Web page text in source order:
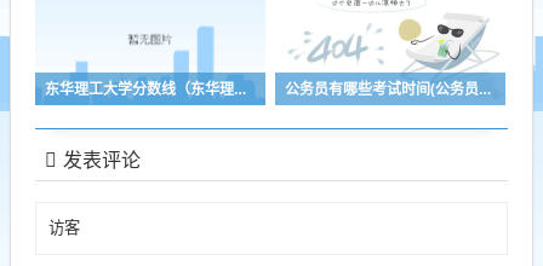
东华理工大学分数线（东华理工大学分数线2016） 公务员有哪些考试时间(公务员考试都有哪些时间)
发表评论